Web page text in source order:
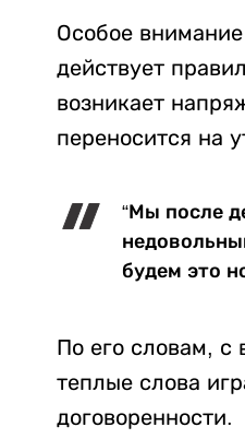
Особое
действует
возникает
переносится на
“Мы после
будем это
По его словам, с
теплые слова
договоренности.